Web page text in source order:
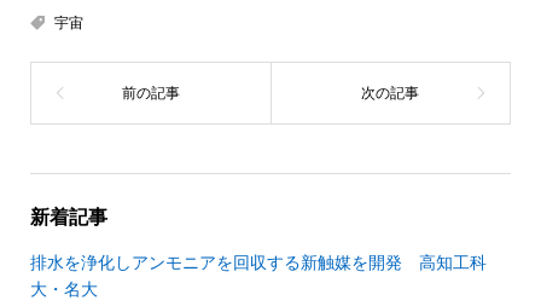
宇宙
新着記事
排水を浄化しアンモニアを回収する新触媒を開発 高知工科
大・名大